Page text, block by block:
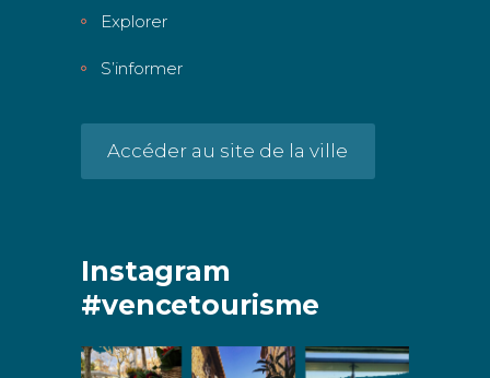
Explorer
S’informer
Accéder au site de la ville
Instagram
#vencetourisme